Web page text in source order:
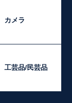
カメラ
工芸品/民芸品